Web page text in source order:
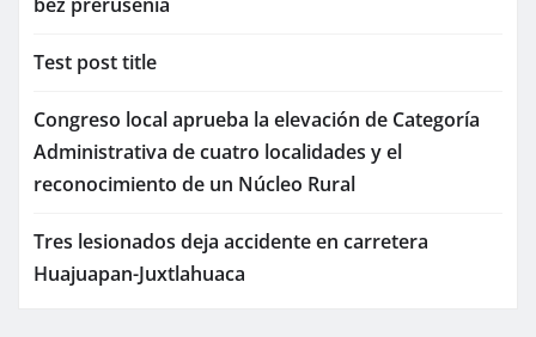
bez prerušenia
Test post title
Congreso local aprueba la elevación de Categoría
Administrativa de cuatro localidades y el
reconocimiento de un Núcleo Rural
Tres lesionados deja accidente en carretera
Huajuapan-Juxtlahuaca